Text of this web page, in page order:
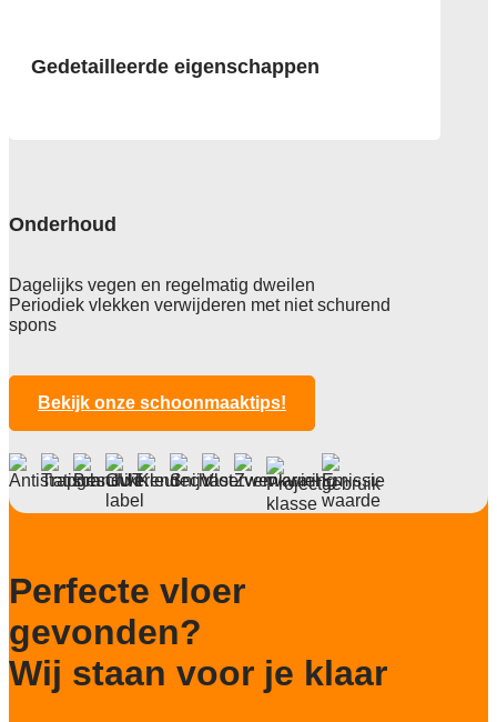
Gedetailleerde eigenschappen
kunststof
2,5 mm
Anti statisch
Lichtechtheid NF EN ISO 105-B02
>7
klasse W33
Brandwerend
sterk
Project gebruik
sterk
Onderhoud
Dagelijks vegen en regelmatig dweilen
Periodiek vlekken verwijderen met niet schurend
spons
Bekijk onze schoonmaaktips!
Perfecte vloer
gevonden?
Wij staan voor je klaar